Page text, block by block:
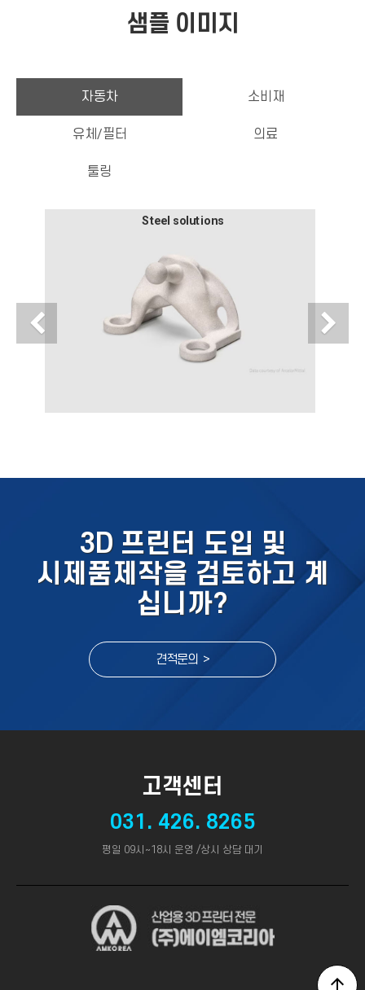
샘플 이미지
자동차 소비재
유체/필터 의료
툴링
Steel solutions
Previous
3D 프린터 도입 및
시제품제작을 검토하고 계
십니까?
견적문의 >
고객센터
031. 426. 8265
평일 09시~18시 운영 /상시 상담 대기